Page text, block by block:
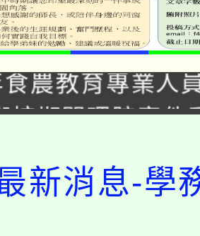
生活教案入校路
農教育專業人
接期間理賠案件
校115學年度第
金融保險知識
新消息-學